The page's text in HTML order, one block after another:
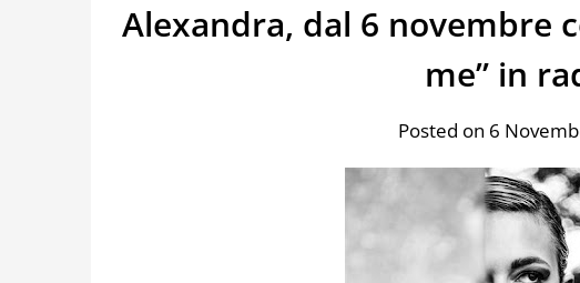
Alexandra, dal 6 novembre
me” in
Posted on 6